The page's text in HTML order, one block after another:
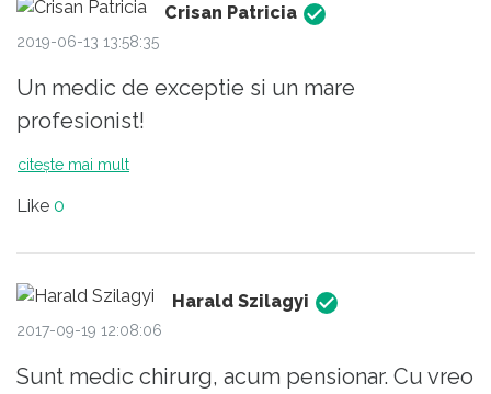
Crisan Patricia
2019-06-13 13:58:35
Un medic de exceptie si un mare
profesionist!
citește mai mult
Like 0
Harald Szilagyi
2017-09-19 12:08:06
Sunt medic chirurg, acum pensionar. Cu vreo